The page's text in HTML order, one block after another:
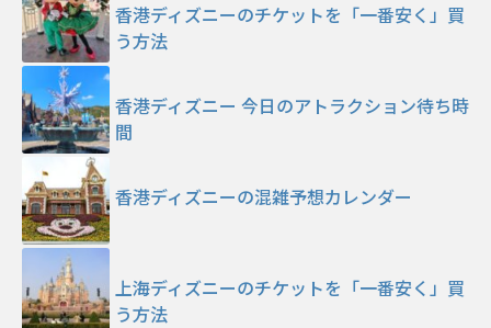
香港ディズニーのチケットを「一番安く」買
う方法
香港ディズニー 今日のアトラクション待ち時
間
香港ディズニーの混雑予想カレンダー
上海ディズニーのチケットを「一番安く」買
う方法